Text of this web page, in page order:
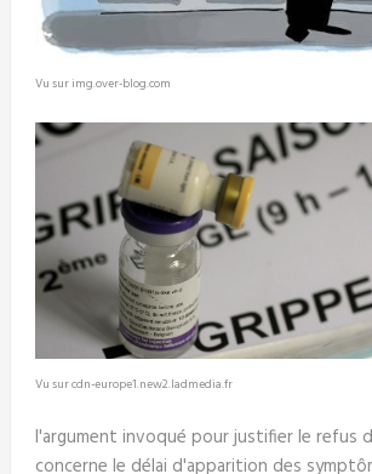
Vu sur img.over-blog.com
Vu sur cdn-europe1.new2.ladmedia.fr
l'argument invoqué pour justifier le refus
concerne le délai d'apparition des